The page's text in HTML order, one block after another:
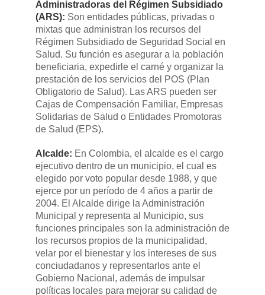
Administradoras del Régimen Subsidiado
(ARS): ​Son entidades públicas, privadas o
mixtas que administran los recursos del
Régimen Subsidiado de Seguridad Social en
Salud. Su función es asegurar a la población
beneficiaria, expedirle el carné y organizar la
prestación de los servicios del POS (Plan
Obligatorio de Salud). Las ARS pueden ser
Cajas de Compensación Familiar, Empresas
Solidarias de Salud o Entidades Promotoras
de Salud (EPS).
Alcalde: ​En Colombia, el alcalde es el cargo
ejecutivo dentro de un municipio, el cual es
elegido por voto popular desde 1988, y que
ejerce por un período de 4 años a partir de
2004. El Alcalde dirige la Administración
Municipal y representa al Municipio, sus
funciones principales son la administración de
los recursos propios de la municipalidad,
velar por el bienestar y los intereses de sus
conciudadanos y representarlos ante el
Gobierno Nacional, además de impulsar
políticas locales para mejorar su calidad de